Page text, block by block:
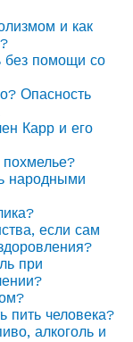
и как
без помощи со
Опасность
Карр и его
похмелье?
народными
если сам
при
пить человека?
алкоголь и